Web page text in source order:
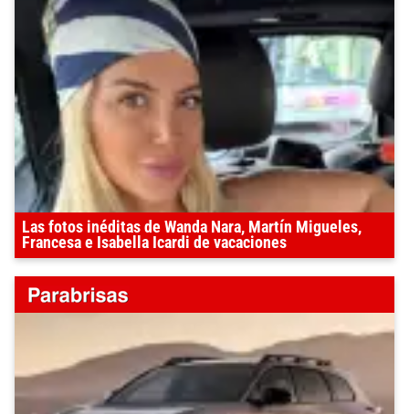
Las fotos inéditas de Wanda Nara, Martín Migueles,
Francesa e Isabella Icardi de vacaciones